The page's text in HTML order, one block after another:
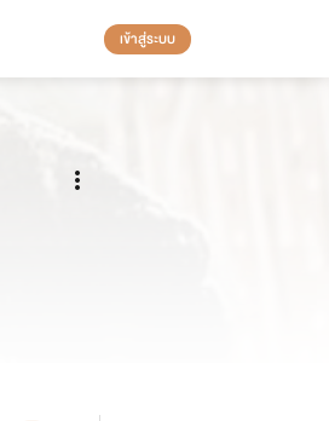
เข้าสู่ระบบ